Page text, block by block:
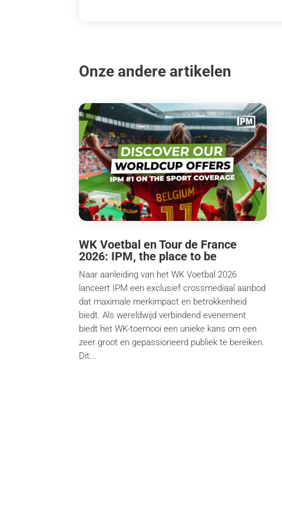
Onze andere artikelen
WK Voetbal en Tour de France
2026: IPM, the place to be
Naar aanleiding van het WK Voetbal 2026
lanceert IPM een exclusief crossmediaal aanbod
dat maximale merkimpact en betrokkenheid
biedt. Als wereldwijd verbindend evenement
biedt het WK-toernooi een unieke kans om een
zeer groot en gepassioneerd publiek te bereiken.
Dit...